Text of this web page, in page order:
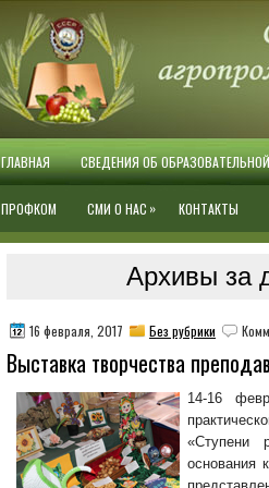
ГЛАВНАЯ СВЕДЕНИЯ ОБ
ПРОФКОМ СМИ О НАС » КОНТАКТЫ
Архивы за
16 февраля, 2017 Без рубрики
Выставка творчества
14-16
«Ступени
основания